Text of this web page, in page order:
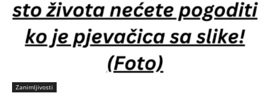
Zanimljivosti